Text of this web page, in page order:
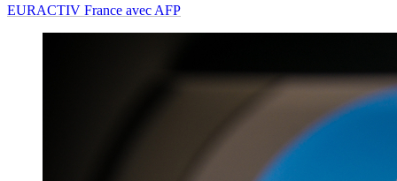
EURACTIV France avec AFP